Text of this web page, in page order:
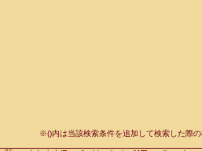
※()内は当該検索条件を追加して検索した際の